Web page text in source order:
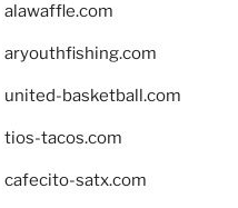
alawaffle.com
aryouthfishing.com
united-basketball.com
tios-tacos.com
cafecito-satx.com